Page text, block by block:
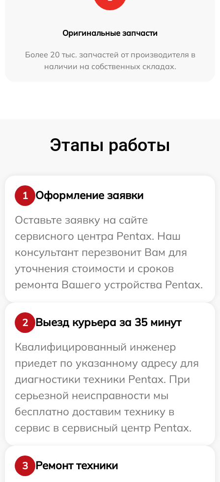
Оригинальные запчасти
Более 20 тыс. запчастей от производителя в
наличии на собственных складах.
Этапы работы
1
Оформление заявки
Оставьте заявку на сайте
сервисного центра Pentax. Наш
консультант перезвонит Вам для
уточнения стоимости и сроков
ремонта Вашего устройства Pentax.
2
Выезд курьера за 35 минут
Квалифицированный инженер
приедет по указанному адресу для
диагностики техники Pentax. При
серьезной неисправности мы
бесплатно доставим технику в
сервис в сервисный центр Pentax.
3
Ремонт техники